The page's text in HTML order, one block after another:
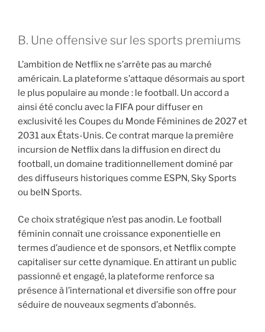
B. Une offensive sur les sports premiums
L’ambition de Netflix ne s’arrête pas au marché
américain. La plateforme s’attaque désormais au sport
le plus populaire au monde : le football. Un accord a
ainsi été conclu avec la FIFA pour diffuser en
exclusivité les Coupes du Monde Féminines de 2027 et
2031 aux États-Unis. Ce contrat marque la première
incursion de Netflix dans la diffusion en direct du
football, un domaine traditionnellement dominé par
des diffuseurs historiques comme ESPN, Sky Sports
ou beIN Sports.
Ce choix stratégique n’est pas anodin. Le football
féminin connaît une croissance exponentielle en
termes d’audience et de sponsors, et Netflix compte
capitaliser sur cette dynamique. En attirant un public
passionné et engagé, la plateforme renforce sa
présence à l’international et diversifie son offre pour
séduire de nouveaux segments d’abonnés.